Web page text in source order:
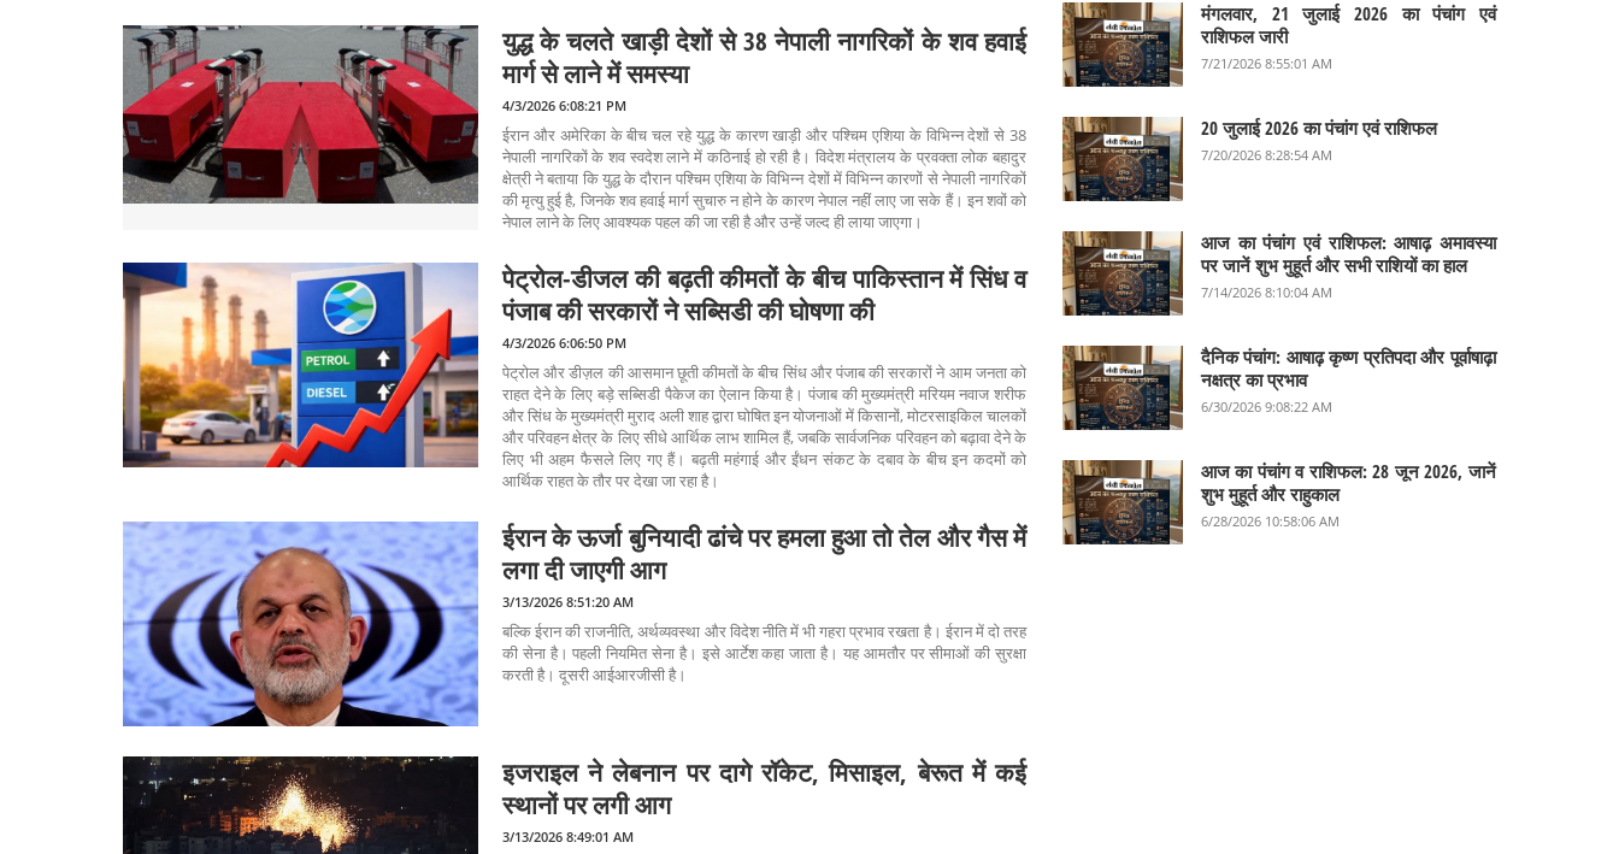
युद्ध के चलते खाड़ी देशों से 38 नेपाली नागरिकों के शव हवाई
मार्ग से लाने में समस्या
4/3/2026 6:08:21 PM
ईरान और अमेरिका के बीच चल रहे युद्ध के कारण खाड़ी और पश्चिम एशिया के विभिन्न देशों से 38
नेपाली नागरिकों के शव स्वदेश लाने में कठिनाई हो रही है। विदेश मंत्रालय के प्रवक्ता लोक बहादुर
क्षेत्री ने बताया कि युद्ध के दौरान पश्चिम एशिया के विभिन्न देशों में विभिन्न कारणों से नेपाली नागरिकों
की मृत्यु हुई है, जिनके शव हवाई मार्ग सुचारु न होने के कारण नेपाल नहीं लाए जा सके हैं। इन शवों को
नेपाल लाने के लिए आवश्यक पहल की जा रही है और उन्हें जल्द ही लाया जाएगा।
पेट्रोल-डीजल की बढ़ती कीमतों के बीच पाकिस्तान में सिंध व
पंजाब की सरकारों ने सब्सिडी की घोषणा की
4/3/2026 6:06:50 PM
पेट्रोल और डीज़ल की आसमान छूती कीमतों के बीच सिंध और पंजाब की सरकारों ने आम जनता को
राहत देने के लिए बड़े सब्सिडी पैकेज का ऐलान किया है। पंजाब की मुख्यमंत्री मरियम नवाज शरीफ
और सिंध के मुख्यमंत्री मुराद अली शाह द्वारा घोषित इन योजनाओं में किसानों, मोटरसाइकिल चालकों
और परिवहन क्षेत्र के लिए सीधे आर्थिक लाभ शामिल हैं, जबकि सार्वजनिक परिवहन को बढ़ावा देने के
लिए भी अहम फैसले लिए गए हैं। बढ़ती महंगाई और ईंधन संकट के दबाव के बीच इन कदमों को
आर्थिक राहत के तौर पर देखा जा रहा है।
ईरान के ऊर्जा बुनियादी ढांचे पर हमला हुआ तो तेल और गैस में
लगा दी जाएगी आग
3/13/2026 8:51:20 AM
बल्कि ईरान की राजनीति, अर्थव्यवस्था और विदेश नीति में भी गहरा प्रभाव रखता है। ईरान में दो तरह
की सेना है। पहली नियमित सेना है। इसे आर्टेश कहा जाता है। यह आमतौर पर सीमाओं की सुरक्षा
करती है। दूसरी आईआरजीसी है।
इजराइल ने लेबनान पर दागे रॉकेट, मिसाइल, बेरूत में कई
स्थानों पर लगी आग
3/13/2026 8:49:01 AM
मंगलवार, 21 जुलाई 2026 का पंचांग एवं
राशिफल जारी
7/21/2026 8:55:01 AM
20 जुलाई 2026 का पंचांग एवं राशिफल
7/20/2026 8:28:54 AM
आज का पंचांग एवं राशिफल: आषाढ़ अमावस्या
पर जानें शुभ मुहूर्त और सभी राशियों का हाल
7/14/2026 8:10:04 AM
दैनिक पंचांग: आषाढ़ कृष्ण प्रतिपदा और पूर्वाषाढ़ा
नक्षत्र का प्रभाव
6/30/2026 9:08:22 AM
आज का पंचांग व राशिफल: 28 जून 2026, जानें
शुभ मुहूर्त और राहुकाल
6/28/2026 10:58:06 AM